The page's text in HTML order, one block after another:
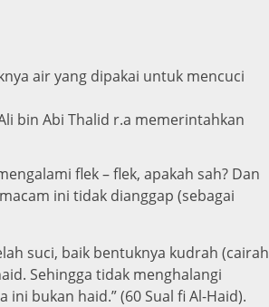
air yang dipakai untuk mencuci
bin Abi Thalid r.a memerintahkan
flek – flek, apakah sah? Dan
ini tidak dianggap (sebagai
suci, baik bentuknya kudrah (cairah
Sehingga tidak menghalangi
bukan haid.” (60 Sual fi Al-Haid).